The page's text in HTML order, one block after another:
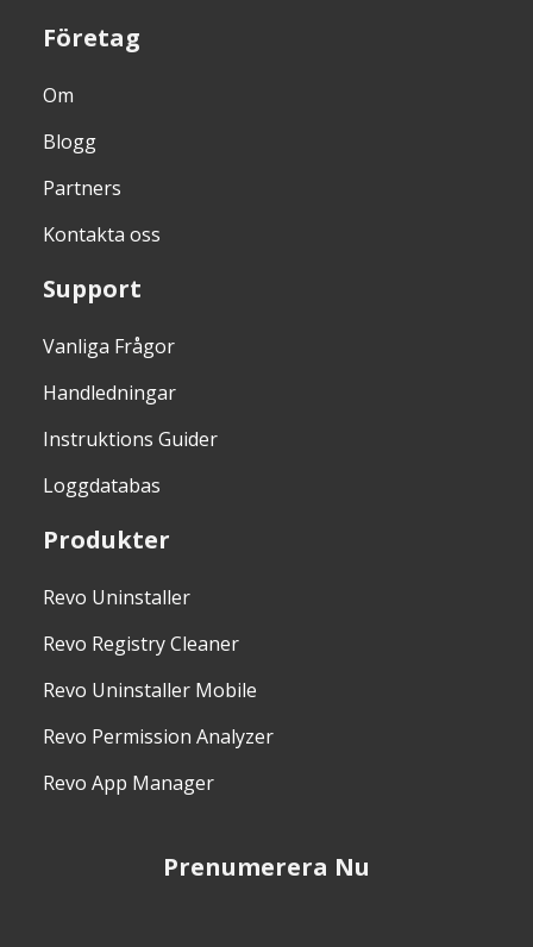
Företag
Om
Blogg
Partners
Kontakta oss
Support
Vanliga Frågor
Handledningar
Instruktions Guider
Loggdatabas
Produkter
Revo Uninstaller
Revo Registry Cleaner
Revo Uninstaller Mobile
Revo Permission Analyzer
Revo App Manager
Prenumerera Nu